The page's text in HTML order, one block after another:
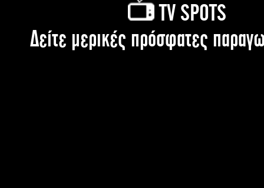
TV SPOTS
Δείτε μερικές πρόσφατες